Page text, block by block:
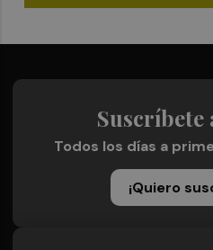
Suscríbete
Todos los días a
¡Quiero